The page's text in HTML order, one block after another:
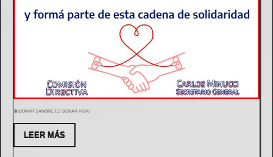
🩸¡DONAR SANGRE ES DONAR VIDA!
LEER MÁS